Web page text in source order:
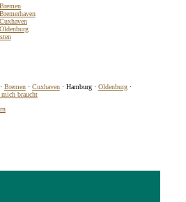
Bremen· Cuxhaven· Hamburg · Oldenburg·
braucht